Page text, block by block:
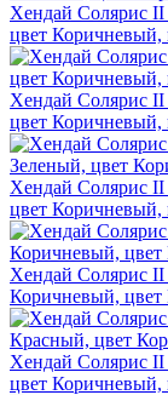
Хендай Солярис
цвет Коричневый,
Хендай Солярис
цвет Коричневый,
Хендай Солярис
цвет Коричневый,
Хендай Солярис
Коричневый, цвет
Хендай Солярис
цвет Коричневый,